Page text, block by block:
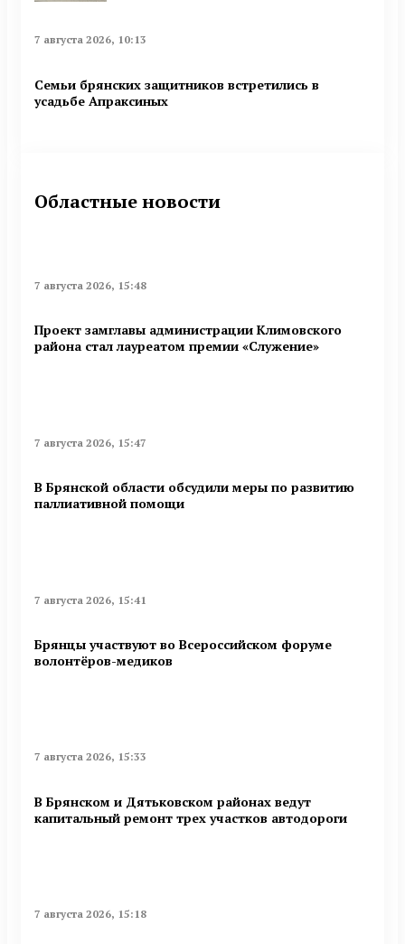
7 августа 2026, 10:13
Семьи брянских защитников встретились в
усадьбе Апраксиных
Областные новости
7 августа 2026, 15:48
Проект замглавы администрации Климовского
района стал лауреатом премии «Служение»
7 августа 2026, 15:47
В Брянской области обсудили меры по развитию
паллиативной помощи
7 августа 2026, 15:41
Брянцы участвуют во Всероссийском форуме
волонтёров-медиков
7 августа 2026, 15:33
В Брянском и Дятьковском районах ведут
капитальный ремонт трех участков автодороги
7 августа 2026, 15:18